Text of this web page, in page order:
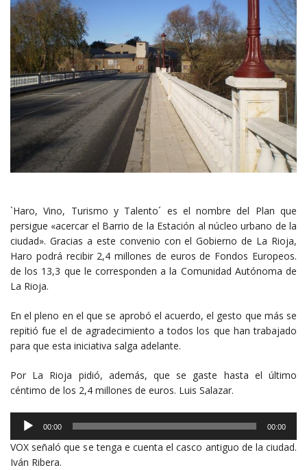
`Haro, Vino, Turismo y Talento´ es el nombre del Plan que
persigue «acercar el Barrio de la Estación al núcleo urbano de la
ciudad». Gracias a este convenio con el Gobierno de La Rioja,
Haro podrá recibir 2,4 millones de euros de Fondos Europeos.
de los 13,3 que le corresponden a la Comunidad Autónoma de
La Rioja.
En el pleno en el que se aprobó el acuerdo, el gesto que más se
repitió fue el de agradecimiento a todos los que han trabajado
para que esta iniciativa salga adelante.
Por La Rioja pidió, además, que se gaste hasta el último
céntimo de los 2,4 millones de euros. Luis Salazar.
Reproductor
audio
00:00 00:00
VOX señaló que se tenga e cuenta el casco antiguo de la ciudad.
Iván Ribera.